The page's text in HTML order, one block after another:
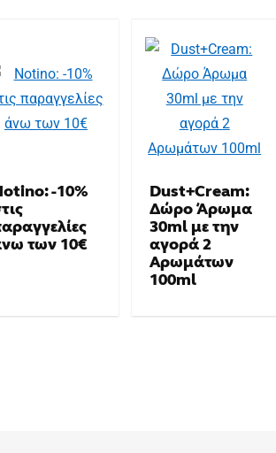
-10%
των 10€
Dust+Cream:
Δώρο Άρωμα
30ml με την
αγορά 2
Αρωμάτων
100ml